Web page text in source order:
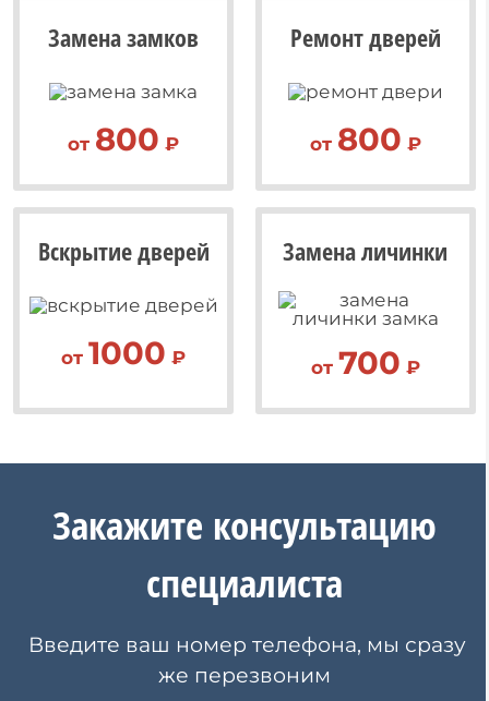
Замена замков
от 800 ₽
Ремонт дверей
от 800 ₽
Вскрытие дверей
от 1000 ₽
Замена личинки
от 700 ₽
Закажите консультацию
специалиста
Введите ваш номер телефона, мы сразу
же перезвоним